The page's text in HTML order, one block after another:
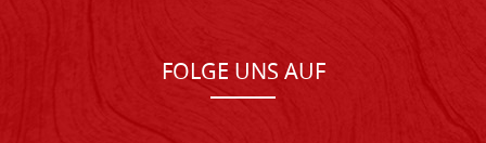
FOLGE UNS AUF